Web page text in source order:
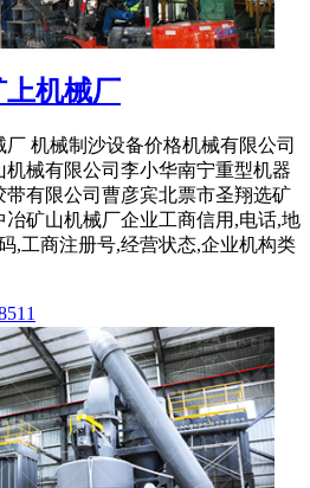
机械厂
机械制沙设备价格机械有限公司
机械有限公司李小华南宁重型机器
带有限公司曹彦宾北票市圣翔选矿
矿山机械厂企业工商信用,电话,地
,工商注册号,经营状态,企业机构类